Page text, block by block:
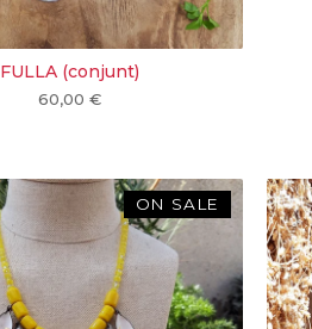
FULLA (conjunt)
60,00 €
ON SALE